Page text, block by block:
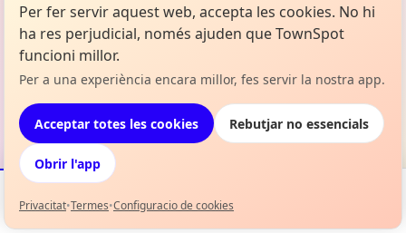
Esdeveniments Mapa La meva selecció
Per fer servir aquest web, accepta les cookies. No hi
ha res perjudicial, només ajuden que TownSpot
funcioni millor.
Per a una experiència encara millor, fes servir la nostra app.
Acceptar totes les cookies Rebutjar no essencials
Obrir l'app
Privacitat•Termes•Configuracio de cookies